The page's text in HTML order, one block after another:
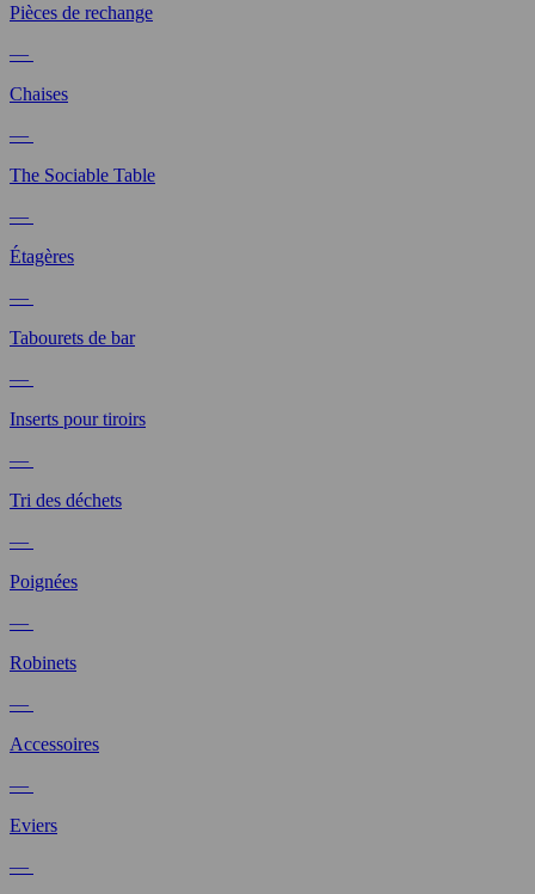
Pièces de rechange
—
Chaises
—
The Sociable Table
—
Étagères
—
Tabourets de bar
—
Inserts pour tiroirs
—
Tri des déchets
—
Poignées
—
Robinets
—
Accessoires
—
Eviers
—